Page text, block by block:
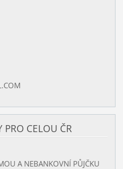
PRO CELOU ČR
A NEBANKOVNÍ PŮJČKU